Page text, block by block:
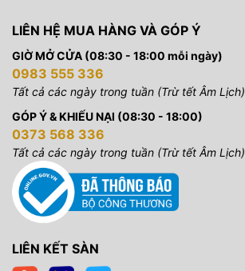
LIÊN HỆ MUA HÀNG VÀ GÓP Ý
GIỜ MỞ CỬA (08:30 - 18:00 mỗi ngày)
0983 555 336
Tất cả các ngày trong tuần (Trừ tết Âm Lịch)
GÓP Ý & KHIẾU NẠI (08:30 - 18:00)
0373 568 336
Tất cả các ngày trong tuần (Trừ tết Âm Lịch)
LIÊN KẾT SÀN